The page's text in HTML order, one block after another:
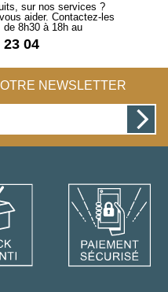
sur nos services ?
aider. Contactez-les
de 8h30 à 18h au
23 04
NEWSLETTER